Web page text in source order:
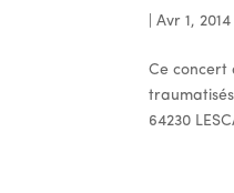
|Avr 1, 2014
Ce concert
64230